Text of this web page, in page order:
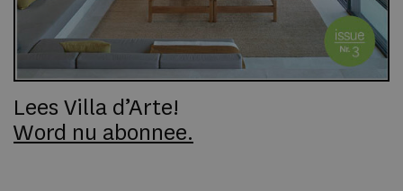
Lees Villa d’Arte!
Word nu abonnee.